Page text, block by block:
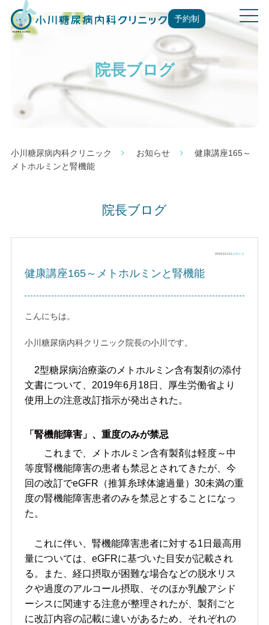
予約制
t
o
g
院長ブログ
小川糖尿病内科クリニック お知らせ
健康講座165～
メトホルミンと腎機能
院長ブログ
2019.12.13 |お知らせ
健康講座165～メトホルミンと腎機能
こんにちは。
小川糖尿病内科クリニック院長の小川です。
2型糖尿病治療薬のメトホルミン含有製剤の添付
文書について、2019年6月18日、厚生労働省より
使用上の注意改訂指示が発出された。
「腎機能障害」、重度のみが禁忌
これまで、メトホルミン含有製剤は軽度～中
等度腎機能障害の患者も禁忌とされてきたが、今
回の改訂でeGFR（推算糸球体濾過量）30未満の重
度の腎機能障害患者のみを禁忌とすることになっ
た。
これに伴い、腎機能障害患者に対する1日最高用
量については、eGFRに基づいた目安が記載され
る。また、経口摂取が困難な場合などの脱水リス
クや過度のアルコール摂取、そのほか乳酸アシド
ーシスに関連する注意が整理されたが、製剤ごと
に改訂内容の記載に違いがあるため、それぞれの